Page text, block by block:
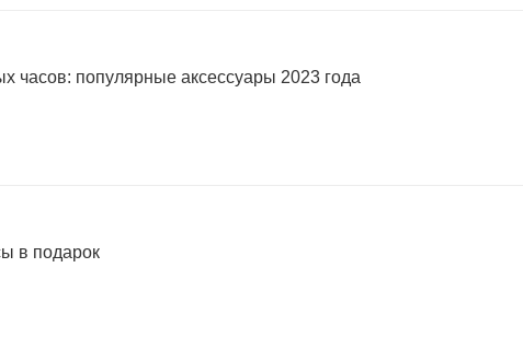
часов: популярные аксессуары 2023 года
в подарок